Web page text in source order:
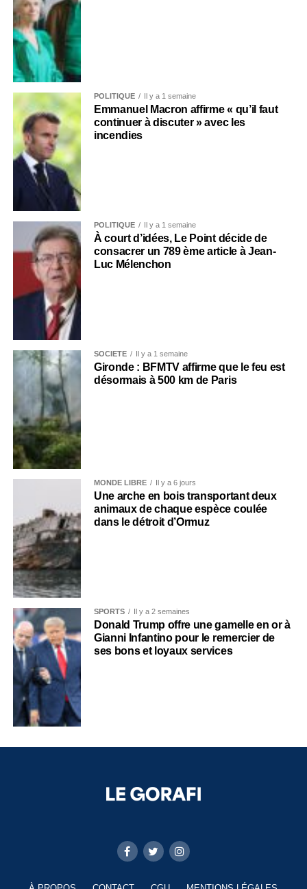
POLITIQUE Il y a 1 semaine
Emmanuel Macron affirme « qu’il faut
continuer à discuter » avec les
incendies
POLITIQUE Il y a 1 semaine
À court d’idées, Le Point décide de
consacrer un 789 ème article à Jean-
Luc Mélenchon
SOCIÉTÉ Il y a 1 semaine
Gironde : BFMTV affirme que le feu est
désormais à 500 km de Paris
MONDE LIBRE Il y a 6 jours
Une arche en bois transportant deux
animaux de chaque espèce coulée
dans le détroit d’Ormuz
SPORTS Il y a 2 semaines
Donald Trump offre une gamelle en or à
Gianni Infantino pour le remercier de
ses bons et loyaux services